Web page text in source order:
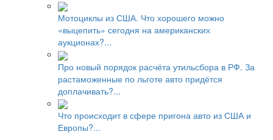
Мотоциклы из США. Что хорошего можно
«выцепить» сегодня на американских
аукционах?...
Про новый порядок расчёта утильсбора в РФ. За
растаможенные по льготе авто придётся
доплачивать?...
Что происходит в сфере пригона авто из США и
Европы?...